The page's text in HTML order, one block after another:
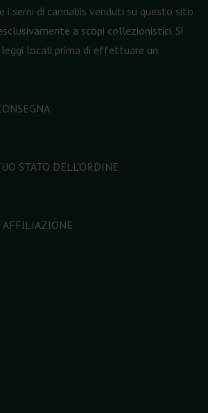
i semi di cannabis venduti su questo sito
a scopi collezionistici. Si
leggi locali prima di effettuare un
STATO DELL'ORDINE
AFFILIAZIONE